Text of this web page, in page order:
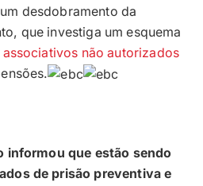
desdobramento da
que investiga um esquema
não autorizados
informou que estão sendo
de prisão preventiva e